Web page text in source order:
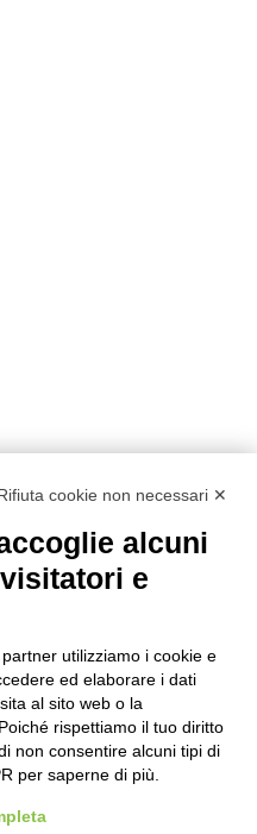
Sostenibilità
cookie non necessari ✕
alcuni
e
utilizziamo i cookie e
ed elaborare i dati
al sito web o la
rispettiamo il tuo diritto
non consentire alcuni tipi di
per saperne di più.